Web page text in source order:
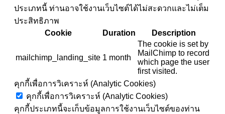
ประเภทนี้ ท่านอาจใช้งานเว็บไซต์ได้ไม่สะดวกและไม่เต็ม
ประสิทธิภาพ
Cookie
Duration Description
mailchimp_landing_site 1 month
The cookie is set by
MailChimp to record
which page the user
first visited.
คุกกี้เพื่อการวิเคราะห์ (Analytic Cookies)
คุกกี้เพื่อการวิเคราะห์ (Analytic Cookies)
คุกกี้ประเภทนี้จะเก็บข้อมูลการใช้งานเว็บไซต์ของท่าน